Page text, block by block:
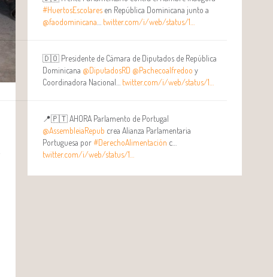
#HuertosEscolares en República Dominicana junto a
@faodominicana
twitter.com/i/web/status/1…
🇩🇴 Presidente de Cámara de Diputados de República
Dominicana @DiputadosRD @Pachecoalfredoo y
Coordinadora Nacional… twitter.com/i/web/status/1…
📍🇵🇹 AHORA Parlamento de Portugal
@AssembleiaRepub crea Alianza Parlamentaria
Portuguesa por#DerechoAlimentación c…
twitter.com/i/web/status/1…